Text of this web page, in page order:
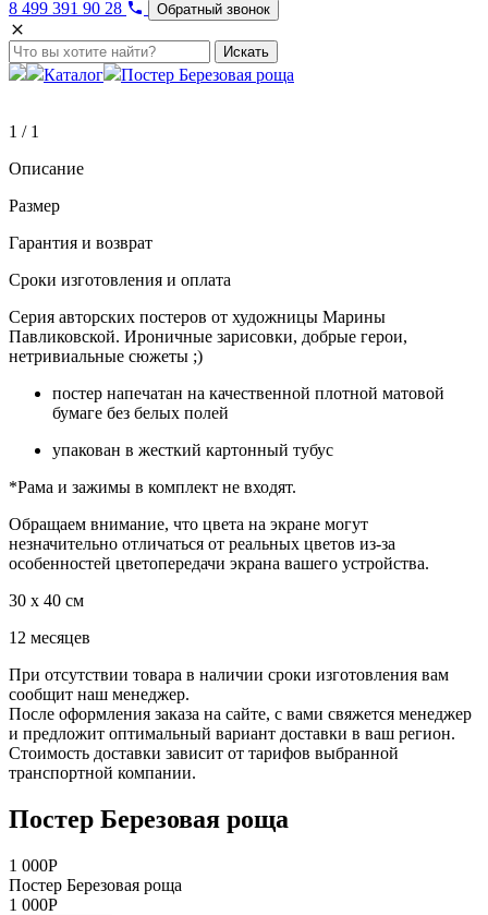
8 499 391 90 28 Обратный звонок
Искать
Каталог Постер Березовая роща
1 / 1
Описание
Размер
Гарантия и возврат
Сроки изготовления и оплата
Серия авторских постеров от художницы Марины
Павликовской. Ироничные зарисовки, добрые герои,
нетривиальные сюжеты ;)
постер напечатан на качественной плотной матовой
бумаге без белых полей
упакован в жесткий картонный тубус
*Рама и зажимы в комплект не входят.
Обращаем внимание, что цвета на экране могут
незначительно отличаться от реальных цветов из-за
особенностей цветопередачи экрана вашего устройства.
30 x 40 см
12 месяцев
При отсутствии товара в наличии сроки изготовления вам
сообщит наш менеджер.
После оформления заказа на сайте, с вами свяжется менеджер
и предложит оптимальный вариант доставки в ваш регион.
Стоимость доставки зависит от тарифов выбранной
транспортной компании.
Постер Березовая роща
1 000Р
Постер Березовая роща
1 000Р